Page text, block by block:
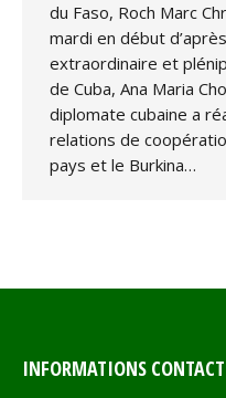
du Faso, Roch Marc
mardi en début
extraordinaire et
de Cuba, Ana Maria
diplomate cubaine a
relations de
pays et le Burkina…
INFORMATIONS CONTACT